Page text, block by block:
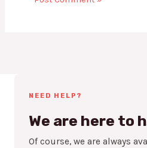
NEED HELP?
We are here to
Of course, we are always